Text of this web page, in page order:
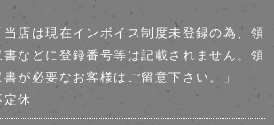
当店は現在インボイス制度未登録の為、領
書などに登録番号等は記載されません。領
書が必要なお客様はご留意下さい。」
定休